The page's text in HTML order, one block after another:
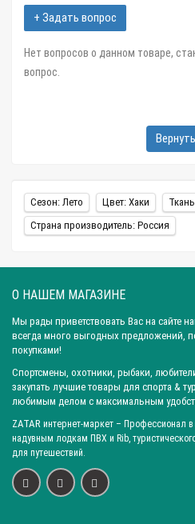
+ Задать вопрос
Нет вопросов о данном товаре,
вопрос.
Сезон: Лето Цвет: Хаки
Страна производитель: Россия
О НАШЕМ МАГАЗИНЕ
Мы рады приветствовать Вас на сайте
всегда много выгодных предложений,
покупками!
Спортсмены, охотники, рыбаки,
закупать лучшие товары для спорта &
любимым делом с максимальным
ZATAR интернет-маркет – Профессионал
надувным лодкам ПВХ и Rib,
для путешествий.